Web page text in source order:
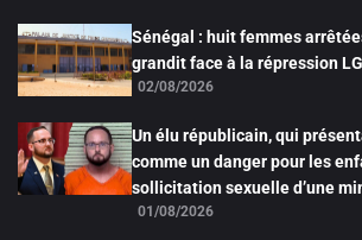
Sénégal : huit femmes
grandit face à la répression
02/08/2026
Un élu républicain, qui
comme un danger pour les
sollicitation sexuelle d’une
01/08/2026